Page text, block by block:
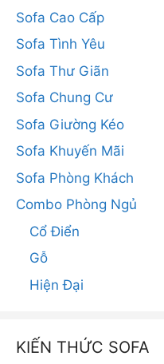
Sofa Cao Cấp
Sofa Tình Yêu
Sofa Thư Giãn
Sofa Chung Cư
Sofa Giường Kéo
Sofa Khuyến Mãi
Sofa Phòng Khách
Combo Phòng Ngủ
Cổ Điển
Gỗ
Hiện Đại
KIẾN THỨC SOFA